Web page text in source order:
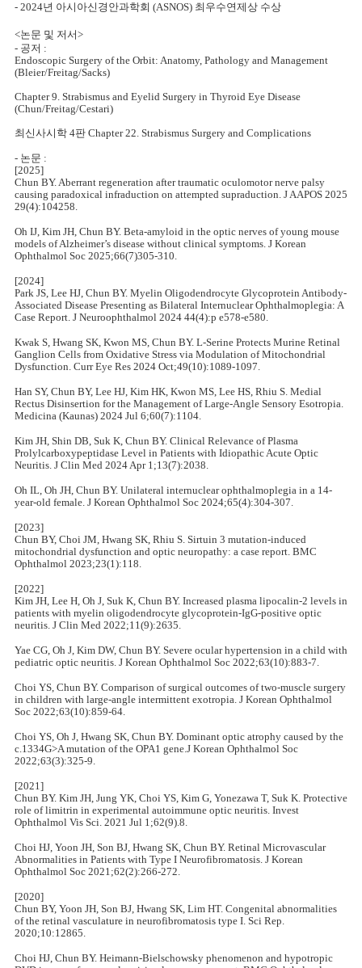
- 2024년 아시아신경안과학회 (ASNOS) 최우수연제상 수상
<논문 및 저서>
- 공저 :
Endoscopic Surgery of the Orbit: Anatomy, Pathology and Management
(Bleier/Freitag/Sacks)
Chapter 9. Strabismus and Eyelid Surgery in Thyroid Eye Disease
(Chun/Freitag/Cestari)
최신사시학 4판 Chapter 22. Strabismus Surgery and Complications
- 논문 :
[2025]
Chun BY. Aberrant regeneration after traumatic oculomotor nerve palsy
causing paradoxical infraduction on attempted supraduction. J AAPOS 2025
29(4):104258.
Oh IJ, Kim JH, Chun BY. Beta-amyloid in the optic nerves of young mouse
models of Alzheimer’s disease without clinical symptoms. J Korean
Ophthalmol Soc 2025;66(7)305-310.
[2024]
Park JS, Lee HJ, Chun BY. Myelin Oligodendrocyte Glycoprotein Antibody-
Associated Disease Presenting as Bilateral Internuclear Ophthalmoplegia: A
Case Report. J Neuroophthalmol 2024 44(4):p e578-e580.
Kwak S, Hwang SK, Kwon MS, Chun BY. L-Serine Protects Murine Retinal
Ganglion Cells from Oxidative Stress via Modulation of Mitochondrial
Dysfunction. Curr Eye Res 2024 Oct;49(10):1089-1097.
Han SY, Chun BY, Lee HJ, Kim HK, Kwon MS, Lee HS, Rhiu S. Medial
Rectus Disinsertion for the Management of Large-Angle Sensory Esotropia.
Medicina (Kaunas) 2024 Jul 6;60(7):1104.
Kim JH, Shin DB, Suk K, Chun BY. Clinical Relevance of Plasma
Prolylcarboxypeptidase Level in Patients with Idiopathic Acute Optic
Neuritis. J Clin Med 2024 Apr 1;13(7):2038.
Oh IL, Oh JH, Chun BY. Unilateral internuclear ophthalmoplegia in a 14-
year-old female. J Korean Ophthalmol Soc 2024;65(4):304-307.
[2023]
Chun BY, Choi JM, Hwang SK, Rhiu S. Sirtuin 3 mutation-induced
mitochondrial dysfunction and optic neuropathy: a case report. BMC
Ophthalmol 2023;23(1):118.
[2022]
Kim JH, Lee H, Oh J, Suk K, Chun BY. Increased plasma lipocalin-2 levels in
patients with myelin oligodendrocyte glycoprotein-IgG-positive optic
neuritis. J Clin Med 2022;11(9):2635.
Yae CG, Oh J, Kim DW, Chun BY. Severe ocular hypertension in a child with
pediatric optic neuritis. J Korean Ophthalmol Soc 2022;63(10):883-7.
Choi YS, Chun BY. Comparison of surgical outcomes of two-muscle surgery
in children with large-angle intermittent exotropia. J Korean Ophthalmol
Soc 2022;63(10):859-64.
Choi YS, Oh J, Hwang SK, Chun BY. Dominant optic atrophy caused by the
c.1334G>A mutation of the OPA1 gene.J Korean Ophthalmol Soc
2022;63(3):325-9.
[2021]
Chun BY. Kim JH, Jung YK, Choi YS, Kim G, Yonezawa T, Suk K. Protective
role of limitrin in experimental autoimmune optic neuritis. Invest
Ophthalmol Vis Sci. 2021 Jul 1;62(9).8.
Choi HJ, Yoon JH, Son BJ, Hwang SK, Chun BY. Retinal Microvascular
Abnormalities in Patients with Type I Neurofibromatosis. J Korean
Ophthalmol Soc 2021;62(2):266-272.
[2020]
Chun BY, Yoon JH, Son BJ, Hwang SK, Lim HT. Congenital abnormalities
of the retinal vasculature in neurofibromatosis type I. Sci Rep.
2020;10:12865.
Choi HJ, Chun BY. Heimann-Bielschowsky phenomenon and hypotropic